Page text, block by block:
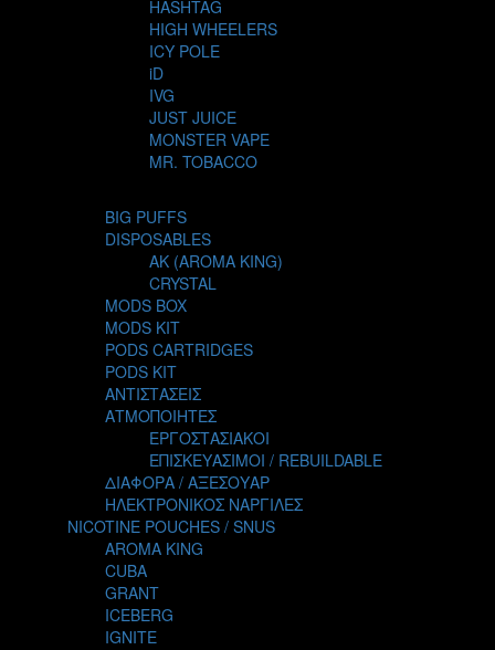
HASHTAG
HIGH WHEELERS
ICY POLE
iD
IVG
JUST JUICE
MONSTER VAPE
MR. TOBACCO
NUBO
OMERTA LIQUIDS
OPMH PROJECT
S-ELF JUICE
SADBOY
SCANDAL
SECRET FOREST
STEAM CITY LIQUIDS
STEAM TRAIN
STEAMPUNK
TALES
TATTOO
THE ALCHEMIST
THE SMOKER'S CLUB
TIKI MAHU
TWIST
VGOD
WILD ZOO
BIG PUFFS
DISPOSABLES
AK (AROMA KING)
CRYSTAL
MODS BOX
MODS KIT
PODS CARTRIDGES
PODS KIT
ΑΝΤΙΣΤΑΣΕΙΣ
ΑΤΜΟΠΟΙΗΤΕΣ
ΕΡΓΟΣΤΑΣΙΑΚΟΙ
ΕΠΙΣΚΕΥΑΣΙΜΟΙ / REBUILDABLE
ΔΙΑΦΟΡΑ / ΑΞΕΣΟΥΑΡ
ΗΛΕΚΤΡΟΝΙΚΟΣ ΝΑΡΓΙΛΕΣ
NICOTINE POUCHES / SNUS
AROMA KING
CUBA
GRANT
ICEBERG
IGNITE